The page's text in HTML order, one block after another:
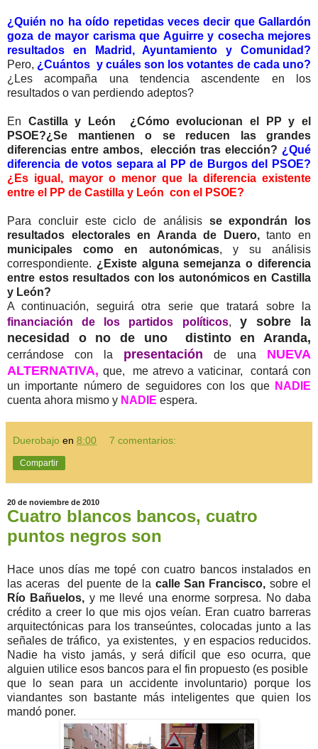
¿Quién no ha oído repetidas veces decir que Gallardón
goza de mayor carisma que Aguirre y cosecha mejores
resultados en Madrid, Ayuntamiento y Comunidad?
Pero, ¿Cuántos y cuáles son los votantes de cada uno?
¿Les acompaña una tendencia ascendente en los
resultados o van perdiendo adeptos?
En Castilla y León
¿Cómo evolucionan el PP y el
PSOE?¿Se mantienen o se reducen las grandes
diferencias entre ambos, elección tras elección? ¿Qué
diferencia de votos separa al PP de Burgos del PSOE?
¿Es igual, mayor o menor que la diferencia existente
entre el PP de Castilla y León con el PSOE?
Para concluir este ciclo de análisis se expondrán los
resultados electorales en Aranda de Duero,tanto en
municipales como en autonómicas, y su análisis
correspondiente. ¿Existe alguna semejanza o diferencia
entre estos resultados con los autonómicos en Castilla
y León?
A continuación, seguirá otra serie que tratará sobre la
financiación de los partidos políticos, y sobre la
necesidad o no de uno distinto en Aranda,
cerrándose con la presentaciónde una NUEVA
ALTERNATIVA, que, me atrevo a vaticinar, contará con
un importante número de seguidores con los que NADIE
cuenta ahora mismo y NADIE espera.
Duerobajo en 8:00 7 comentarios:
Compartir
20 de noviembre de 2010
Cuatro blancos bancos, cuatro
puntos negros son
Hace unos días me topé con cuatro bancos instalados en
las aceras del puente de la calle San Francisco, sobre el
Río Bañuelos, y me llevé una enorme sorpresa. No daba
crédito a creer lo que mis ojos veían. Eran cuatro barreras
arquitectónicas para los transeúntes, colocadas junto a las
señales de tráfico, ya existentes, y en espacios reducidos.
Nadie ha visto jamás, y será difícil que eso ocurra, que
alguien utilice esos bancos para el fin propuesto (es posible
que lo sean para un accidente involuntario) porque los
viandantes son bastante más inteligentes que quien los
mandó poner.